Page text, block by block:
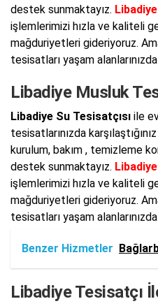
destek sunmaktayız.
işlemlerimizi hızla ve kaliteli
mağduriyetleri gideriyoruz.
tesisatları yaşam
Libadiye Musluk
Libadiye Su Tesisatçısı ile
tesisatlarınızda
kurulum, bakım , temizleme
destek sunmaktayız.
işlemlerimizi hızla ve kaliteli
mağduriyetleri gideriyoruz.
tesisatları yaşam
Benzer Hizmetler
Libadiye Tesisatçı